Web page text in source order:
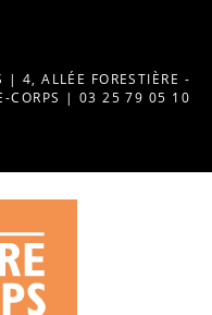
| 4, ALLÉE FORESTIÈRE -
CORPS | 03 25 79 05 10